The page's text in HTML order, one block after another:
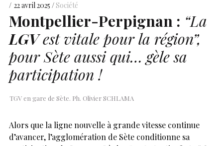
22 avril 2025 Société
Montpellier-Perpignan : “La
LGVest vitale pour la région”,
pour Sète aussi qui… gèle sa
participation !
TGV en gare de Sète. Ph. Olivier SCHLAMA
Alors que la ligne nouvelle à grande vitesse continue
d’avancer, l’agglomération de Sète conditionne sa